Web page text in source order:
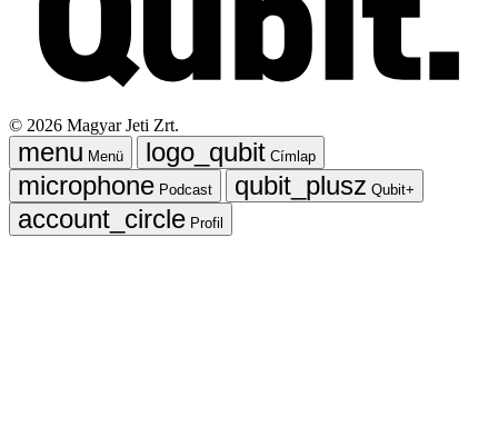
© 2026 Magyar Jeti Zrt.
Menü
Címlap
Podcast
Qubit+
Profil